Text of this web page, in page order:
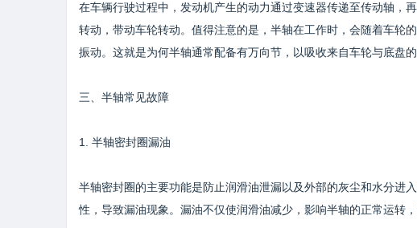
在车辆行驶过程中，发动机产生的动力通过变速器传递至传动轴，
转动，带动车轮转动。值得注意的是，半轴在工作时，会随着车轮
振动。这就是为何半轴通常配备有万向节，以吸收来自车轮与底盘的
三、半轴常见故障
1. 半轴密封圈漏油
半轴密封圈的主要功能是防止润滑油泄漏以及外部的灰尘和水分进
性，导致漏油现象。漏油不仅使润滑油减少，影响半轴的正常运转